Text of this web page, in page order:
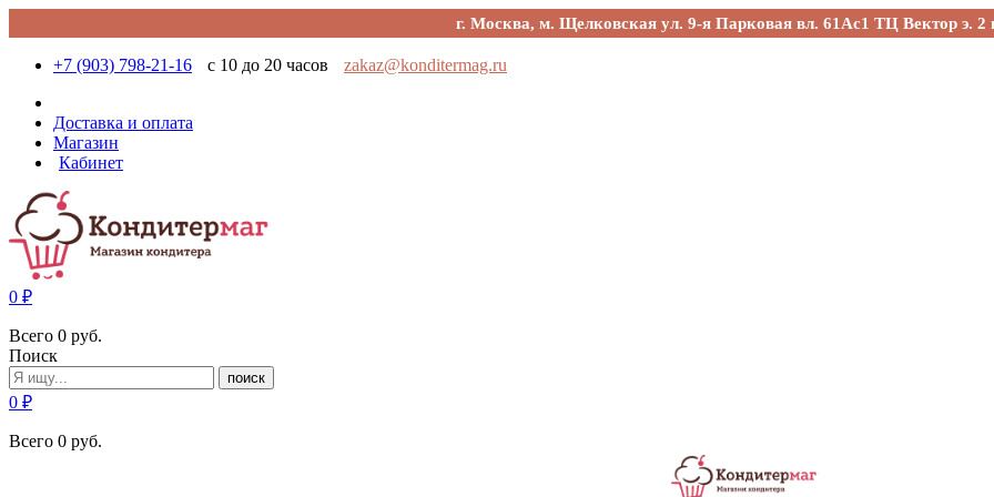
г. Москва, м. Щелковская ул. 9-я Парковая вл. 61Ас1 ТЦ Вектор э. 2
+7 (903) 798-21-16 с 10 до 20 часов zakaz@konditermag.ru
Доставка и оплата
Магазин
Кабинет
0 ₽
Всего 0 руб.
Поиск
поиск
0 ₽
Всего 0 руб.